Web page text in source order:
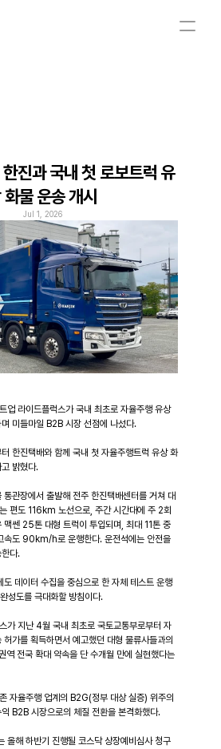
English
진과 국내 첫 로보트럭 유
화물 운송 개시
Jul 1, 2026
업 라이드플럭스가 국내 최초로 자율주행 유상
미들마일 B2B 시장 선점에 나섰다.
한진택배와 함께 국내 첫 자율주행트럭 유상 화
밝혔다.
관장에서 출발해 전주 한진택배센터를 거쳐 대
편도 116km 노선으로, 주간 시간대에 주 2회
맥쎈 25톤 대형 트럭이 투입되며, 최대 11톤 중
속도 90km/h로 운행한다. 운전석에는 안전을
다.
도 데이터 수집을 중심으로 한 자체 테스트 운행
성도를 극대화할 방침이다.
가 지난 4월 국내 최초로 국토교통부로부터 자
가를 획득하면서 예고했던 대형 물류사들과의
역 전국 확대 약속을 단 수개월 만에 실현했다는
자율주행 업계의 B2G(정부 대상 실증) 위주의
B2B 시장으로의 체질 전환을 본격화했다.
올해 하반기 진행될 코스닥 상장예비심사 청구